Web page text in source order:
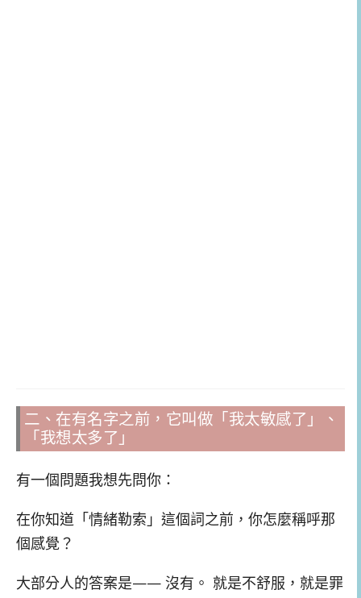
二、在有名字之前，它叫做「我太敏感了」、
「我想太多了」
有一個問題我想先問你：
在你知道「情緒勒索」這個詞之前，你怎麼稱呼那
個感覺？
大部分人的答案是—— 沒有。 就是不舒服，就是罪